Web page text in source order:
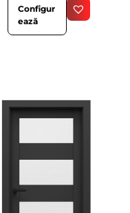
Configur
ează